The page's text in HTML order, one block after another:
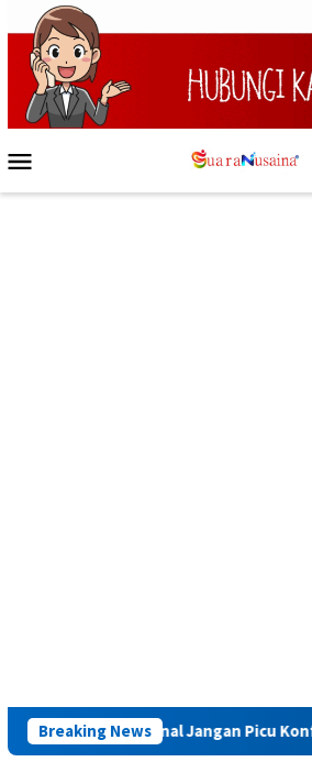
Loncat
ke
konten
Mobile
Breaking News
Kriminal Jangan Picu Konflik